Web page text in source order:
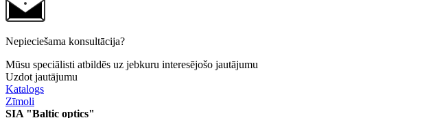
Nepieciešama konsultācija?
Mūsu speciālisti atbildēs uz jebkuru interesējošo jautājumu
Uzdot jautājumu
Katalogs
Zīmoli
SIA "Baltic optics"